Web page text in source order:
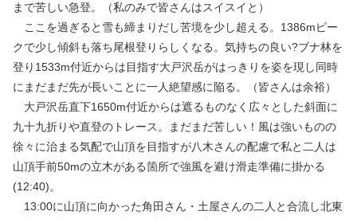
まで苦しい急登。（私のみで皆さんはスイスイと）
ここを過ぎると雪も締まりだし苦境を少し超える。1386mピー
クで少し傾斜も落ち尾根登りらしくなる。気持ちの良い?ブナ林を
登り1533m付近からは目指す大戸沢岳がはっきりを姿を現し同時
にまだまだ先が長いことに一人絶望感に陥る。（皆さんは余裕）
大戸沢岳直下1650m付近からは遮るものなく広々とした斜面に
九十九折りや直登のトレース。まだまだ苦しい！風は強いものの
徐々に治まる気配で山頂を目指すが八木さんの配慮で私と二人は
山頂手前50mの立木がある箇所で強風を避け滑走準備に掛かる
(12:40)。
13:00に山頂に向かった角田さん・土屋さんの二人と合流し北東